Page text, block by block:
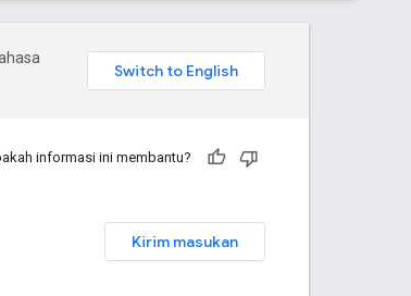
informasi ini membantu?
Kirim masukan